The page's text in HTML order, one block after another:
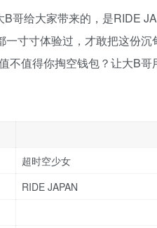
哥给大家带来的，是RIDE
寸寸体验过，才敢把这份沉
不值得你掏空钱包？让大B哥
超时空少女
RIDE JAPAN